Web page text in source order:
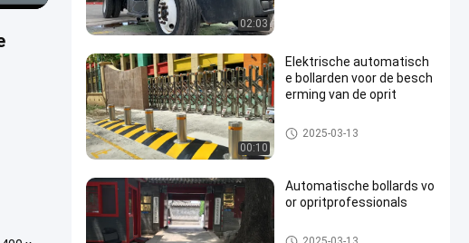
02:03
00:10
Elektrische automatisch
e bollarden voor de besch
erming van de oprit
Automatische Meerpalen
2025-03-13
Automatische bollards vo
or opritprofessionals
Automatische Meerpalen